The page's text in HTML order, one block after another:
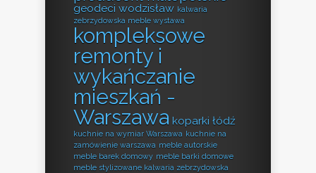
geodeci wodzisław kalwaria
zebrzydowska meble wystawa
kompleksowe
remonty i
wykańczanie
mieszkań -
Warszawa koparki łódź
kuchnie na wymiar Warszawa kuchnie na
zamówienie warszawa meble autorskie
meble barek domowy meble barki domowe
meble stylizowane kalwaria zebrzydowska